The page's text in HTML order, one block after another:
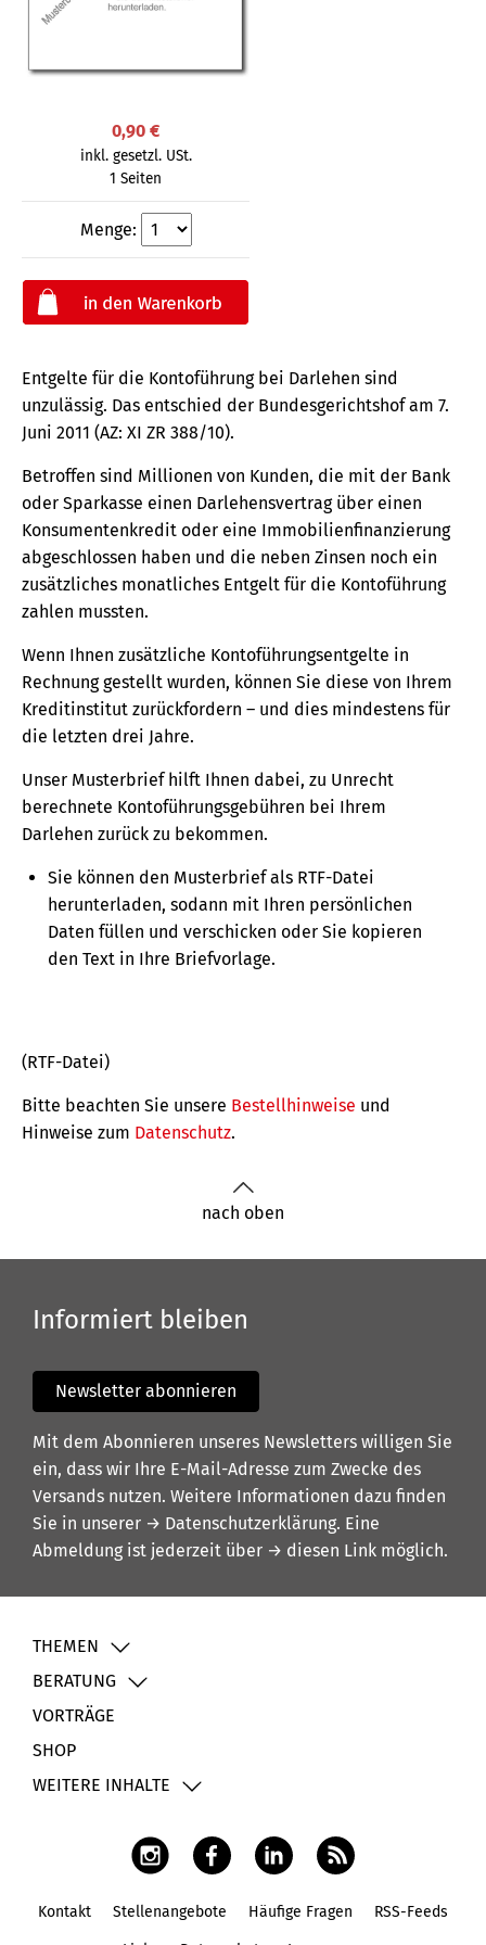
0,90 €
inkl. gesetzl. USt.
1 Seiten
Menge:
Entgelte für die Kontoführung bei Darlehen sind
unzulässig. Das entschied der Bundesgerichtshof am 7.
Juni 2011 (AZ: XI ZR 388/10).
Betroffen sind Millionen von Kunden, die mit der Bank
oder Sparkasse einen Darlehensvertrag über einen
Konsumentenkredit oder eine Immobilienfinanzierung
abgeschlossen haben und die neben Zinsen noch ein
zusätzliches monatliches Entgelt für die Kontoführung
zahlen mussten.
Wenn Ihnen zusätzliche Kontoführungsentgelte in
Rechnung gestellt wurden, können Sie diese von Ihrem
Kreditinstitut zurückfordern – und dies mindestens für
die letzten drei Jahre.
Unser Musterbrief hilft Ihnen dabei, zu Unrecht
berechnete Kontoführungsgebühren bei Ihrem
Darlehen zurück zu bekommen.
Sie können den Musterbrief als RTF-Datei
herunterladen, sodann mit Ihren persönlichen
Daten füllen und verschicken oder Sie kopieren
den Text in Ihre Briefvorlage.
(RTF-Datei)
Bitte beachten Sie unsere Bestellhinweise und
Hinweise zum Datenschutz.
nach oben
Informiert bleiben
Newsletter abonnieren
Mit dem Abonnieren unseres Newsletters willigen Sie
ein, dass wir Ihre E-Mail-Adresse zum Zwecke des
Versands nutzen. Weitere Informationen dazu finden
Sie in unserer → Datenschutzerklärung. Eine
Abmeldung ist jederzeit über → diesen Link möglich.
THEMEN
BERATUNG
VORTRÄGE
SHOP
WEITERE INHALTE
Kontakt Stellenangebote Häufige Fragen RSS-Feeds